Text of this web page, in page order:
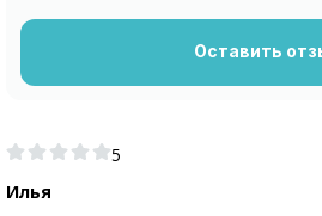
5
Илья
Оставить